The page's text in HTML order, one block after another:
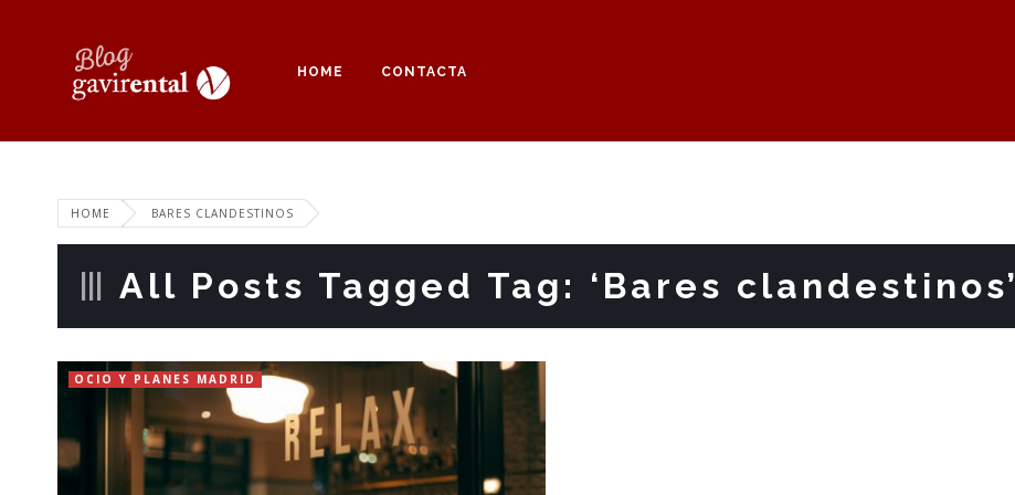
HOME CONTACTA
HOME BARES CLANDESTINOS
All Posts Tagged Tag: ‘Bares clandestinos’
OCIO Y PLANES MADRID